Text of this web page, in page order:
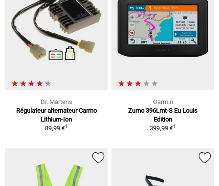
Dr. Martens
Régulateur alternateur Carmo
Lithium-Ion
89,99 €1
Garmin
Zumo 396Lmt-S Eu Louis
Edition
399,99 €1